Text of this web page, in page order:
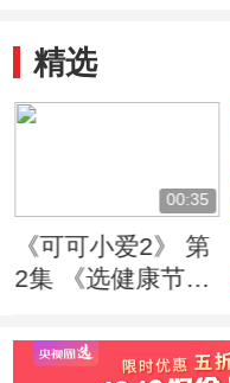
精选
00:35
《可可小爱2》 第
2集 《选健康节目